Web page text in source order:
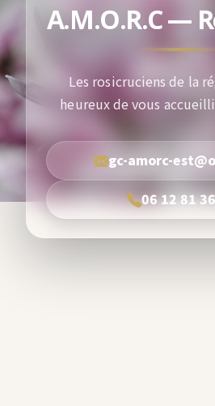
A.M.O.R.C —
Les rosicruciens de la
heureux de vous
gc-amorc-
06 12 81